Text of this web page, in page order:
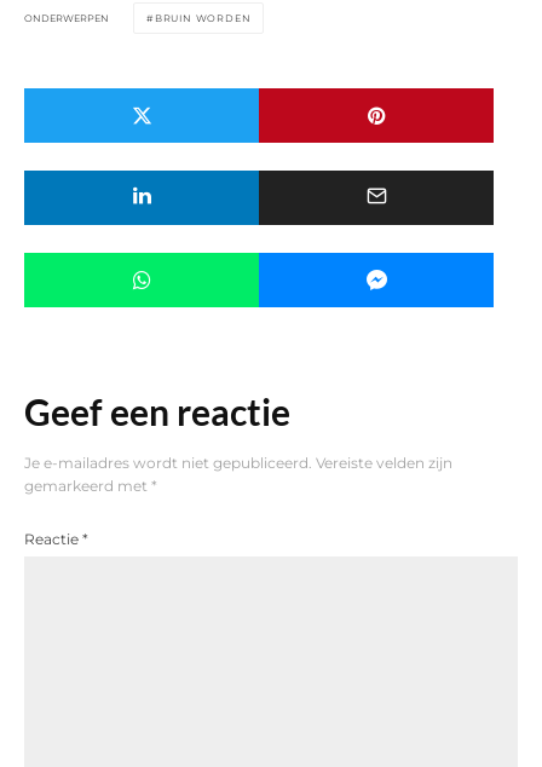
ONDERWERPEN BRUIN WORDEN
Geef een reactie
Je e-mailadres wordt niet gepubliceerd. Vereiste velden zijn
gemarkeerd met *
Reactie *